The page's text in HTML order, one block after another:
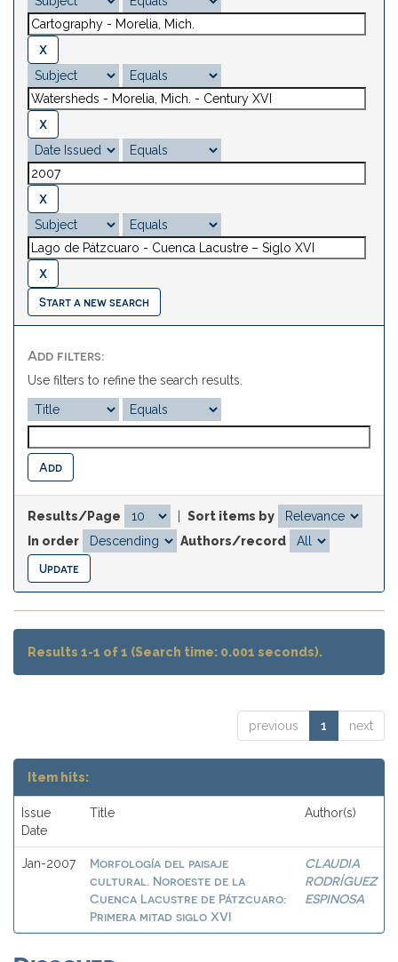
Start a new search
Add filters:
Use filters to refine the search results.
Results/Page
Sort items by
In order
Authors/record
Results 1-1 of 1 (Search time: 0.001 seconds).
previous 1 next
Item hits:
Issue
Date
Title Author(s)
Jan-2007
Morfología del paisaje
cultural. Noroeste de la
Cuenca Lacustre de Pátzcuaro:
Primera mitad siglo XVI
CLAUDIA
RODRÍGUEZ
ESPINOSA